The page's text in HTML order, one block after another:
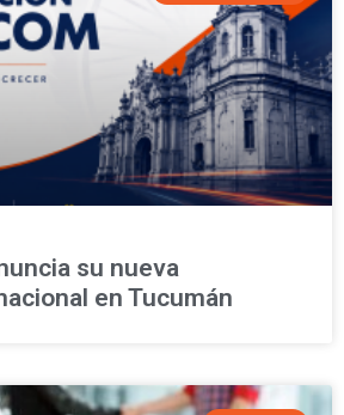
su nueva
en Tucumán